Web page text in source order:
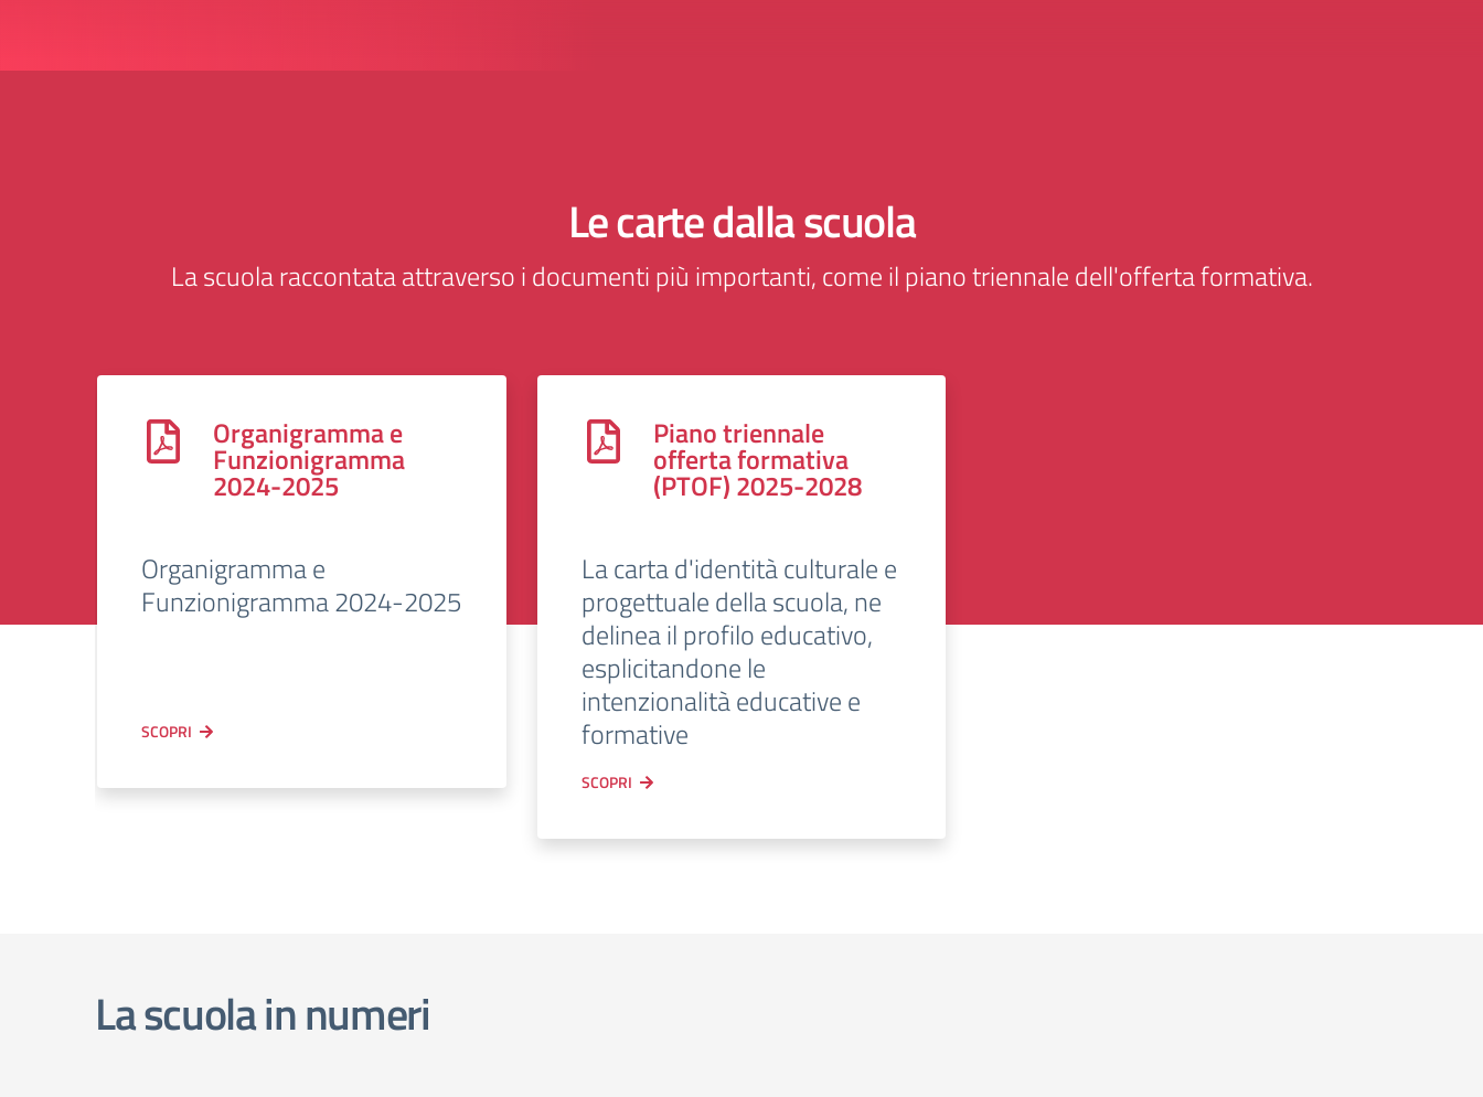
Le carte dalla scuola
La scuola raccontata attraverso i documenti più importanti, come il piano triennale dell'offerta formativa.
Organigramma e
Funzionigramma
2024-2025
Organigramma e
Funzionigramma 2024-2025
SCOPRI
Piano triennale
offerta formativa
(PTOF) 2025-2028
La carta d'identità culturale e
progettuale della scuola, ne
delinea il profilo educativo,
esplicitandone le
intenzionalità educative e
formative
SCOPRI
La scuola in numeri